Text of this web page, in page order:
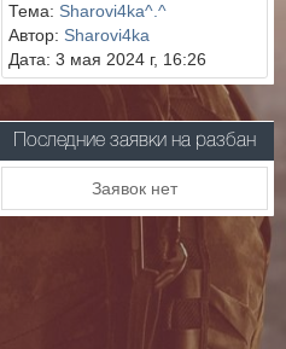
Тема: Sharovi4ka^.^
Автор: Sharovi4ka
Дата: 3 мая 2024 г, 16:26
Последние заявки на разбан
Заявок нет